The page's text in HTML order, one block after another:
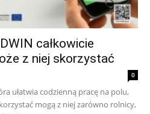
całkowicie
z niej skorzystać
0
ułatwia codzienną pracę na polu,
mogą z niej zarówno rolnicy,